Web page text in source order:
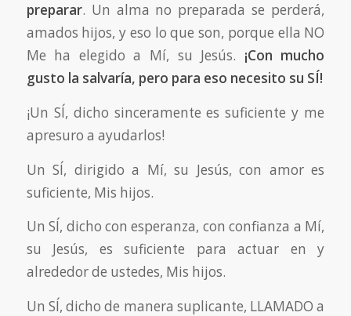
preparar. Un alma no preparada se perderá,
amados hijos, y eso lo que son, porque ella NO
Me ha elegido a Mí, su Jesús. ¡Con mucho
gusto la salvaría, pero para eso necesito su SÍ!
¡Un SÍ, dicho sinceramente es suficiente y me
apresuro a ayudarlos!
Un SÍ, dirigido a Mí, su Jesús, con amor es
suficiente, Mis hijos.
Un SÍ, dicho con esperanza, con confianza a Mí,
su Jesús, es suficiente para actuar en y
alrededor de ustedes, Mis hijos.
Un SÍ, dicho de manera suplicante, LLAMADO a